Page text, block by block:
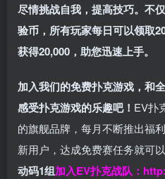
尽情挑战自我，提高技巧。不
验币，所有玩家每日可以领取
获得20,000，助您迅速上手。
加入我们的免费扑克游戏，和
感受扑克游戏的乐趣吧！ EV扑
的旗舰品牌，每月不断推出福
新用户，达成免费赛任务就
动码1组加入EV扑克战队：